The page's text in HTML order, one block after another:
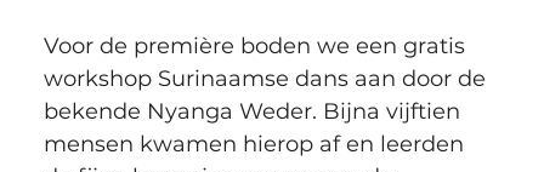
Voor de première boden we een gratis
workshop Surinaamse dans aan door de
bekende Nyanga Weder. Bijna vijftien
mensen kwamen hierop af en leerden